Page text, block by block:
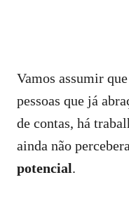
Vamos assumir
pessoas que já
de contas, há
ainda não
potencial.